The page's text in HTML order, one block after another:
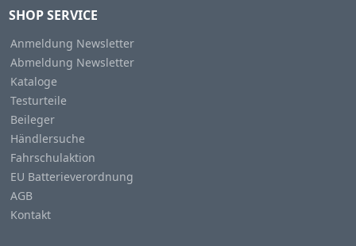
SHOP SERVICE
Anmeldung Newsletter
Abmeldung Newsletter
Kataloge
Testurteile
Beileger
Händlersuche
Fahrschulaktion
EU Batterieverordnung
AGB
Kontakt